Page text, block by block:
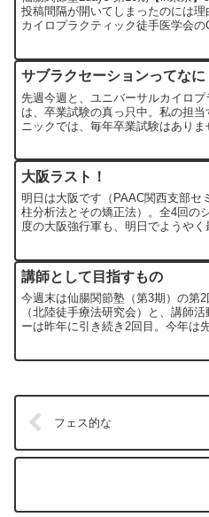
投稿間隔が開いてしまったのには
カイロプラクティック徒手医学会
サブラクセーションってなに
先週今週と、ユニバーサルカイロ
は、卒業試験の真っ只中。私の担
ニックでは、毎年卒業試験はありま
大阪ラスト！
明日は大阪です（PAAC関西支部セ
柱分析法とその矯正法）。全4回の
度の大阪強行軍も、明日でようや
講師として目指すもの
今週末は仙腸関節塾（第3期）の第
（北陸徒手療法研究会）と、講師
ーは昨年に引き続き2回目。今年は
フェス的な